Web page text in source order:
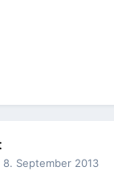
8. September 2013